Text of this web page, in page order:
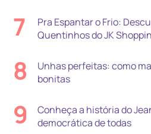
7
Pra Espantar o Frio:
Quentinhos do JK
8
Unhas perfeitas: como
bonitas
9
Conheça a história do
democrática de todas